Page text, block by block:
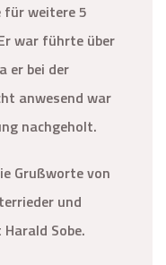
für weitere 5
war führte über
er bei der
anwesend war
nachgeholt.
Grußworte von
und
Sobe.